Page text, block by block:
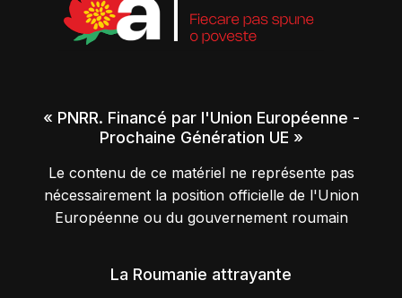
« PNRR. Financé par l'Union Européenne -
Prochaine Génération UE »
Le contenu de ce matériel ne représente pas
nécessairement la position officielle de l'Union
Européenne ou du gouvernement roumain
La Roumanie attrayante